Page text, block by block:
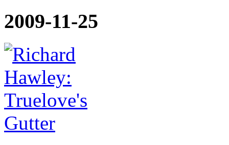
2009-11-25